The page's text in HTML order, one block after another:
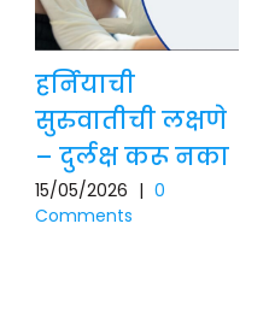
हर्नियाची
सुरुवातीची लक्षणे
– दुर्लक्ष करू नका
15/05/2026 | 0
Comments